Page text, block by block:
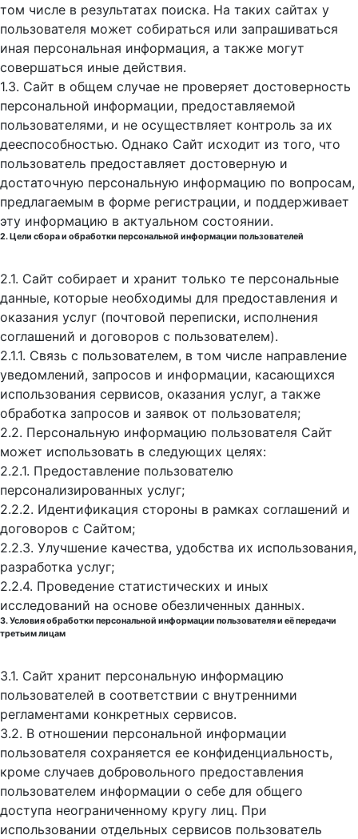
том числе в результатах поиска. На таких сайтах у
пользователя может собираться или запрашиваться
иная персональная информация, а также могут
совершаться иные действия.
1.3. Сайт в общем случае не проверяет достоверность
персональной информации, предоставляемой
пользователями, и не осуществляет контроль за их
дееспособностью. Однако Сайт исходит из того, что
пользователь предоставляет достоверную и
достаточную персональную информацию по вопросам,
предлагаемым в форме регистрации, и поддерживает
эту информацию в актуальном состоянии.
2. Цели сбора и обработки персональной информации пользователей
2.1. Сайт собирает и хранит только те персональные
данные, которые необходимы для предоставления и
оказания услуг (почтовой переписки, исполнения
соглашений и договоров с пользователем).
2.1.1. Связь с пользователем, в том числе направление
уведомлений, запросов и информации, касающихся
использования сервисов, оказания услуг, а также
обработка запросов и заявок от пользователя;
2.2. Персональную информацию пользователя Сайт
может использовать в следующих целях:
2.2.1. Предоставление пользователю
персонализированных услуг;
2.2.2. Идентификация стороны в рамках соглашений и
договоров с Сайтом;
2.2.3. Улучшение качества, удобства их использования,
разработка услуг;
2.2.4. Проведение статистических и иных
исследований на основе обезличенных данных.
3. Условия обработки персональной информации пользователя и её передачи
третьим лицам
3.1. Сайт хранит персональную информацию
пользователей в соответствии с внутренними
регламентами конкретных сервисов.
3.2. В отношении персональной информации
пользователя сохраняется ее конфиденциальность,
кроме случаев добровольного предоставления
пользователем информации о себе для общего
доступа неограниченному кругу лиц. При
использовании отдельных сервисов пользователь